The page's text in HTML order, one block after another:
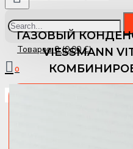
Товаров 0 (0.00 €)
0
ГАЗОВЫЙ
VIESSMANN